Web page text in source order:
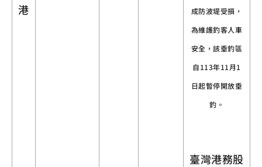
港
成防波堤受損，
為維護釣客人車
安全，該垂釣區
自113年11月1
日起暫停開放垂
釣。
臺灣港務股